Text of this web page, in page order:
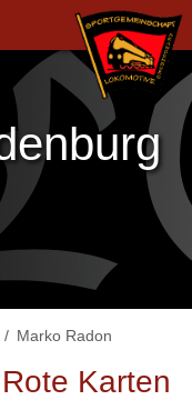
Marko Radon
Karten